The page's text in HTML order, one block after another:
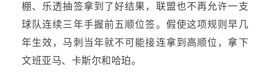
棚、乐透抽签拿到了好结果，联盟也不再允许一支
球队连续三年手握前五顺位签。假使这项规则早几
年生效，马刺当年就不可能接连拿到高顺位，拿下
文班亚马、卡斯尔和哈珀。